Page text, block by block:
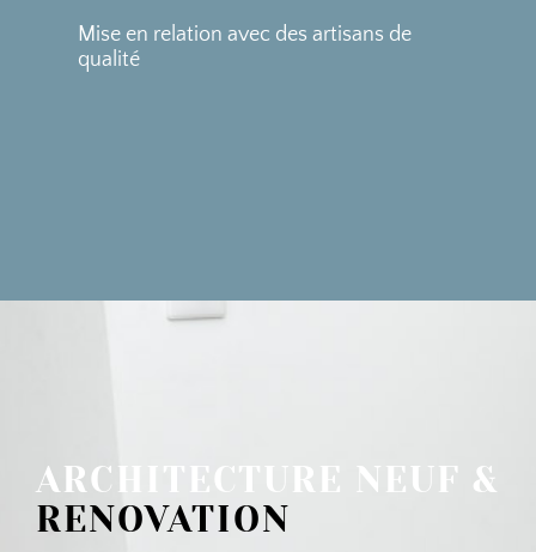
Mise en relation avec des artisans de
qualité
ARCHITECTURE NEUF &
RENOVATION